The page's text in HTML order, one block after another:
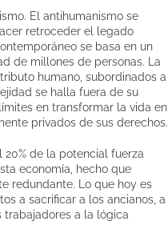
El antihumanismo se
retroceder el legado
se basa en un
de millones de personas. La
humano, subordinados a
se halla fuera de su
en transformar la vida en
privados de sus derechos.
de la potencial fuerza
economía, hecho que
redundante. Lo que hoy es
a sacrificar a los ancianos, a
trabajadores a la lógica